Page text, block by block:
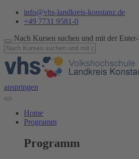
info@vhs-landkreis-konstanz.de
+49 7731 9581-0
Nach Kursen suchen und mit der Enter-
anspringen
Home
Programm
Programm